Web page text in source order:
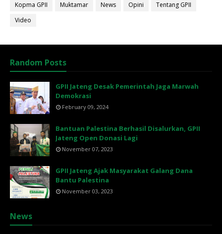
Kopma GPII
Muktamar News Opini
Tentang GPII
Video
Random Posts
GPII Jateng Desak Pemerintah Jaga Marwah
Demokrasi
February 09, 2024
Bantuan Palestina Berhasil Disalurkan, GPII
Jateng Open Donasi Lagi
November 07, 2023
GPII Jateng Ajak Masyarakat Galang Dana
Bantu Palestina
November 03, 2023
News